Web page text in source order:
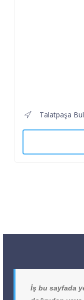
Talatpaşa
İş bu sayfada